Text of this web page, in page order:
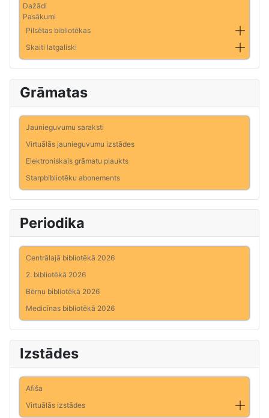
Dažādi
Pasākumi
Pilsētas bibliotēkas
Skaiti latgaliski
Grāmatas
Jaunieguvumu saraksti
Virtuālās jaunieguvumu izstādes
Elektroniskais grāmatu plaukts
Starpbibliotēku abonements
Periodika
Centrālajā bibliotēkā 2026
2. bibliotēkā 2026
Bērnu bibliotēkā 2026
Medicīnas bibliotēkā 2026
Izstādes
Afiša
Virtuālās izstādes